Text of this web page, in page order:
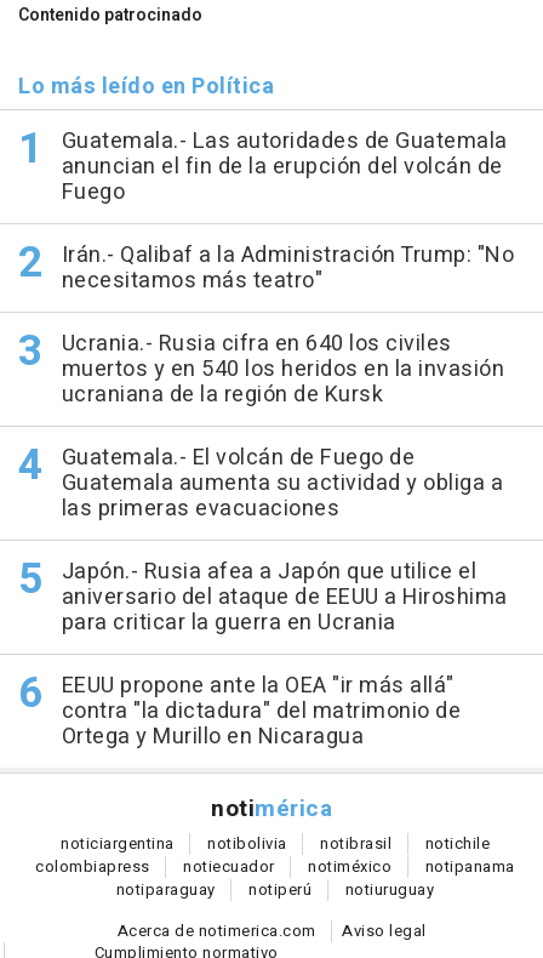
Contenido patrocinado
Lo más leído en Política
Guatemala.- Las autoridades de Guatemala
anuncian el fin de la erupción del volcán de
Fuego
Irán.- Qalibaf a la Administración Trump: "No
necesitamos más teatro"
Ucrania.- Rusia cifra en 640 los civiles
muertos y en 540 los heridos en la invasión
ucraniana de la región de Kursk
Guatemala.- El volcán de Fuego de
Guatemala aumenta su actividad y obliga a
las primeras evacuaciones
Japón.- Rusia afea a Japón que utilice el
aniversario del ataque de EEUU a Hiroshima
para criticar la guerra en Ucrania
EEUU propone ante la OEA "ir más allá"
contra "la dictadura" del matrimonio de
Ortega y Murillo en Nicaragua
notimérica
noticiargentina notibolivia notibrasil notichile
colombiapress notiecuador notiméxico notipanama
notiparaguay notiperú notiuruguay
Acerca de notimerica.com
Aviso legal
Cumplimiento normativo